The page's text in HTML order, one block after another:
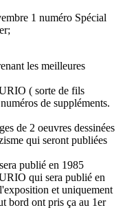
1 numéro Spécial
les meilleures
( sorte de fils
de suppléments.
de 2 oeuvres dessinées
qui seront publiées
publié en 1985
qui sera publié en
et uniquement
bord ont pris ça au 1er